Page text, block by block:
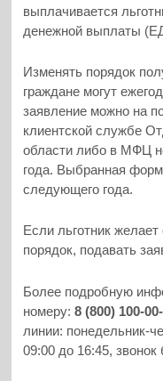
выплачивается
денежной выплаты
Изменять порядок
граждане могут
заявление можно на
клиентской службе
области либо в МФЦ
года. Выбранная
следующего года.
Если льготник
порядок, подавать
Более подробную
номеру:8 (800) 100-
линии: понедельник-
09:00 до 16:45,